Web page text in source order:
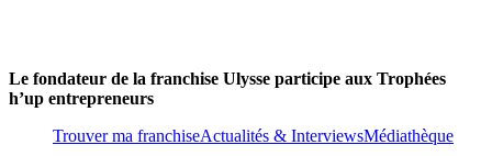
Le fondateur de la franchise Ulysse participe aux Trophées
h’up entrepreneurs
Trouver ma franchiseActualités & InterviewsMédiathèque